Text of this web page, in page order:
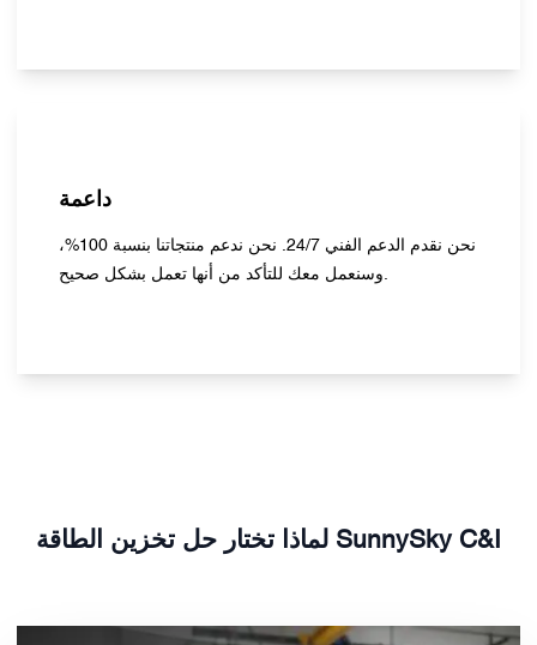
داعمة
نحن نقدم الدعم الفني 24/7. نحن ندعم منتجاتنا بنسبة 100%،
وسنعمل معك للتأكد من أنها تعمل بشكل صحيح.
لماذا تختار حل تخزين الطاقة SunnySky C&I